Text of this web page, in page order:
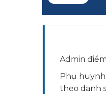
Admin
Phụ
theo danh